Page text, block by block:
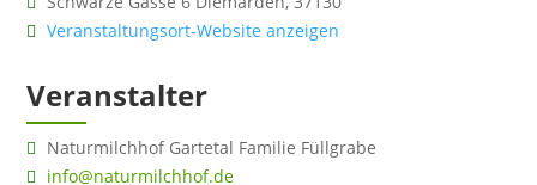
Veranstaltungsort-Website anzeigen
Veranstalter
Naturmilchhof Gartetal Familie Füllgrabe
info@naturmilchhof.de